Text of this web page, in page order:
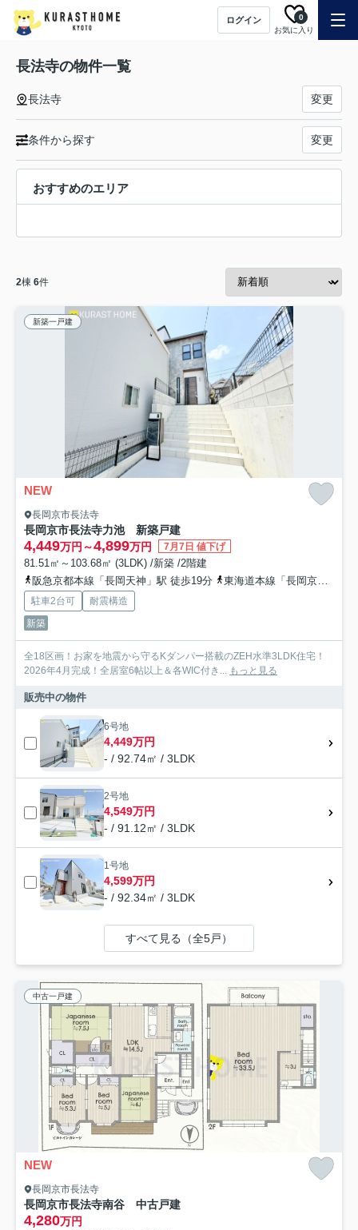
ログイン
お気に入り
0
長法寺の物件一覧
長法寺 変更
条件から探す 変更
おすすめのエリア
2棟 6件
新築一戸建
NEW
長岡京市長法寺
長岡京市長法寺力池 新築戸建
4,449万円～4,899万円 7月7日 値下げ
81.51㎡～103.68㎡ (3LDK) /新築 /2階建
阪急京都本線「長岡天神」駅 徒歩19分
東海道本線「長岡京」駅 徒歩30分
駐車2台可
耐震構造
新築
全18区画！お家を地震から守るKダンパー搭載のZEH水準3LDK住宅！
2026年4月完成！全居室6帖以上＆各WIC付き... もっと見る
販売中の物件
6号地
4,449万円
- / 92.74㎡ / 3LDK
2号地
4,549万円
- / 91.12㎡ / 3LDK
1号地
4,599万円
- / 92.34㎡ / 3LDK
すべて見る（全5戸）
中古一戸建
NEW
長岡京市長法寺
長岡京市長法寺南谷 中古戸建
4,280万円